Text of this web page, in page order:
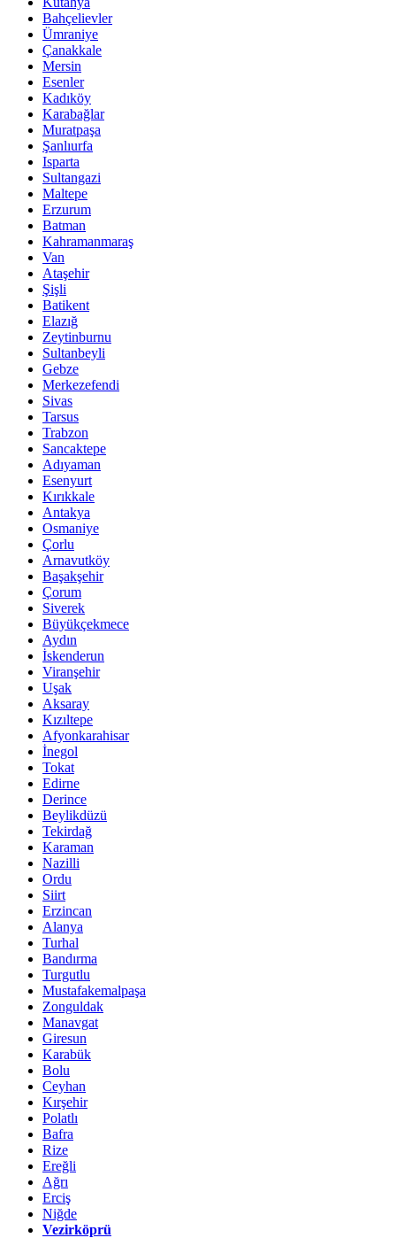
Bahçelievler
Ümraniye
Çanakkale
Mersin
Esenler
Kadıköy
Karabağlar
Muratpaşa
Şanlıurfa
Isparta
Sultangazi
Maltepe
Erzurum
Batman
Kahramanmaraş
Van
Ataşehir
Şişli
Batikent
Elazığ
Zeytinburnu
Sultanbeyli
Gebze
Merkezefendi
Sivas
Tarsus
Trabzon
Sancaktepe
Adıyaman
Esenyurt
Kırıkkale
Antakya
Osmaniye
Çorlu
Arnavutköy
Başakşehir
Çorum
Siverek
Büyükçekmece
Aydın
İskenderun
Viranşehir
Uşak
Aksaray
Kızıltepe
Afyonkarahisar
İnegol
Tokat
Edirne
Derince
Beylikdüzü
Tekirdağ
Karaman
Nazilli
Ordu
Siirt
Erzincan
Alanya
Turhal
Bandırma
Turgutlu
Mustafakemalpaşa
Zonguldak
Manavgat
Giresun
Karabük
Bolu
Ceyhan
Kırşehir
Polatlı
Bafra
Rize
Ereğli
Ağrı
Erciş
Niğde
Vezirköprü